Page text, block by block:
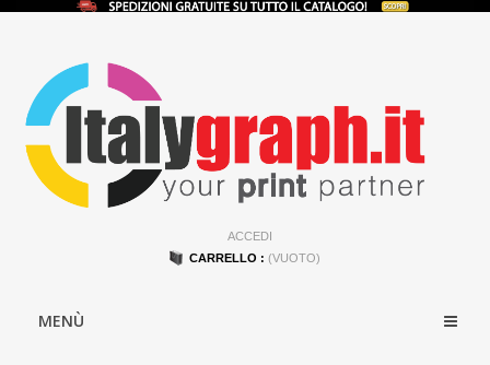
ACCEDI
CARRELLO : (VUOTO)
MENÙ